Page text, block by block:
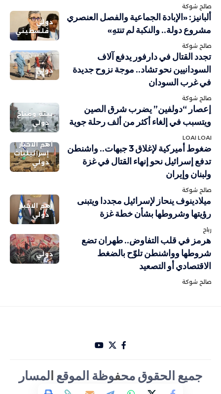
صالح شوكة
دولي
فلسطيني
ألبانيز: «الإبادة الجماعية والفصل العنصري
مشروع دولة.. والنكبة لم تنتهِ»
صالح شوكة
دولي
تجدد القتال في دارفور يدفع آلاف
السودانيين نحو تشاد.. موجة نزوح جديدة
في غرب السودان
صالح شوكة
بيئة ومناخ
دولي
إعصار “دولفين” يضرب شرق الصين
ويتسبب في إلغاء أكثر من ألف رحلة جوية
LOAI LOAI
أهم الاخبار
إسرائيليات
دولي
ضغوط أميركية لإغلاق 3 جبهات.. واشنطن
تدفع إسرائيل نحو إنهاء القتال في غزة
ولبنان وإيران
صالح شوكة
أهم الاخبار
دولي
ميلادينوف ينحاز لإسرائيل مجددا ويتبنى
رؤيتها وشروطها بشأن خطة غزة
رباح
دولي
هرمز في قلب التفاوض.. طهران تضع
شروطها وواشنطن تلوّح بالضغط
الاقتصادي أو التصعيد
صالح شوكة
جميع الحقوق محفوظة الموقع المسار